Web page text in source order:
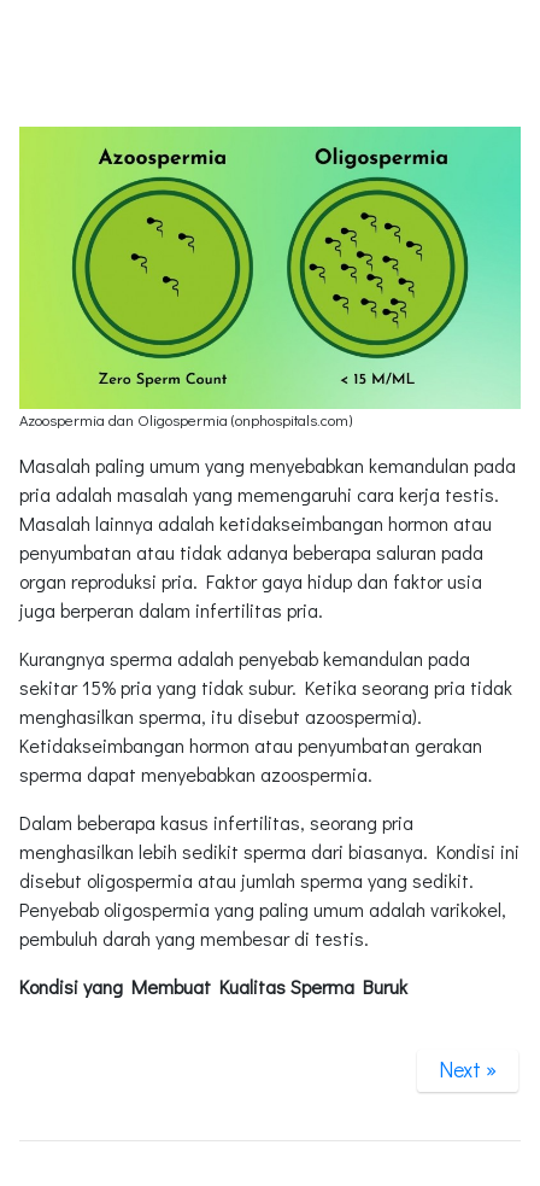
Azoospermia dan Oligospermia (onphospitals.com)
Masalah paling umum yang menyebabkan kemandulan pada
pria adalah masalah yang memengaruhi cara kerja testis.
Masalah lainnya adalah ketidakseimbangan hormon atau
penyumbatan atau tidak adanya beberapa saluran pada
organ reproduksi pria. Faktor gaya hidup dan faktor usia
juga berperan dalam infertilitas pria.
Kurangnya sperma adalah penyebab kemandulan pada
sekitar 15% pria yang tidak subur. Ketika seorang pria tidak
menghasilkan sperma, itu disebut azoospermia).
Ketidakseimbangan hormon atau penyumbatan gerakan
sperma dapat menyebabkan azoospermia.
Dalam beberapa kasus infertilitas, seorang pria
menghasilkan lebih sedikit sperma dari biasanya. Kondisi ini
disebut oligospermia atau jumlah sperma yang sedikit.
Penyebab oligospermia yang paling umum adalah varikokel,
pembuluh darah yang membesar di testis.
Kondisi yang Membuat Kualitas Sperma Buruk
Next »